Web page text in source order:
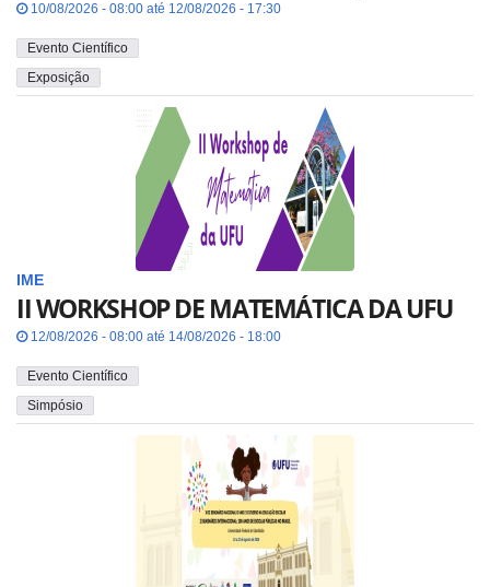
10/08/2026 - 08:00 até 12/08/2026 - 17:30
Evento Científico
Exposição
IME
II WORKSHOP DE MATEMÁTICA DA UFU
12/08/2026 - 08:00 até 14/08/2026 - 18:00
Evento Científico
Simpósio